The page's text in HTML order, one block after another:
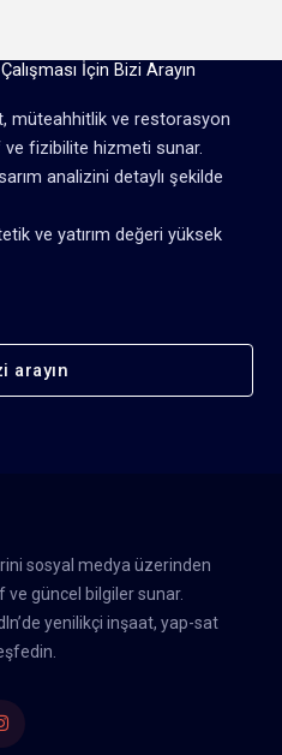
İçin Bizi Arayın
müteahhitlik ve restorasyon
fizibilite hizmeti sunar.
analizini detaylı şekilde
ve yatırım değeri yüksek
arayın
sosyal medya üzerinden
güncel bilgiler sunar.
yenilikçi inşaat, yap-sat
Instagram